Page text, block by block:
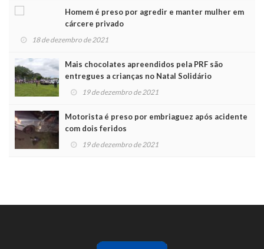
Homem é preso por agredir e manter mulher em
cárcere privado
18 de dezembro de 2021
Mais chocolates apreendidos pela PRF são
entregues a crianças no Natal Solidário
19 de dezembro de 2021
Motorista é preso por embriaguez após acidente
com dois feridos
19 de dezembro de 2021